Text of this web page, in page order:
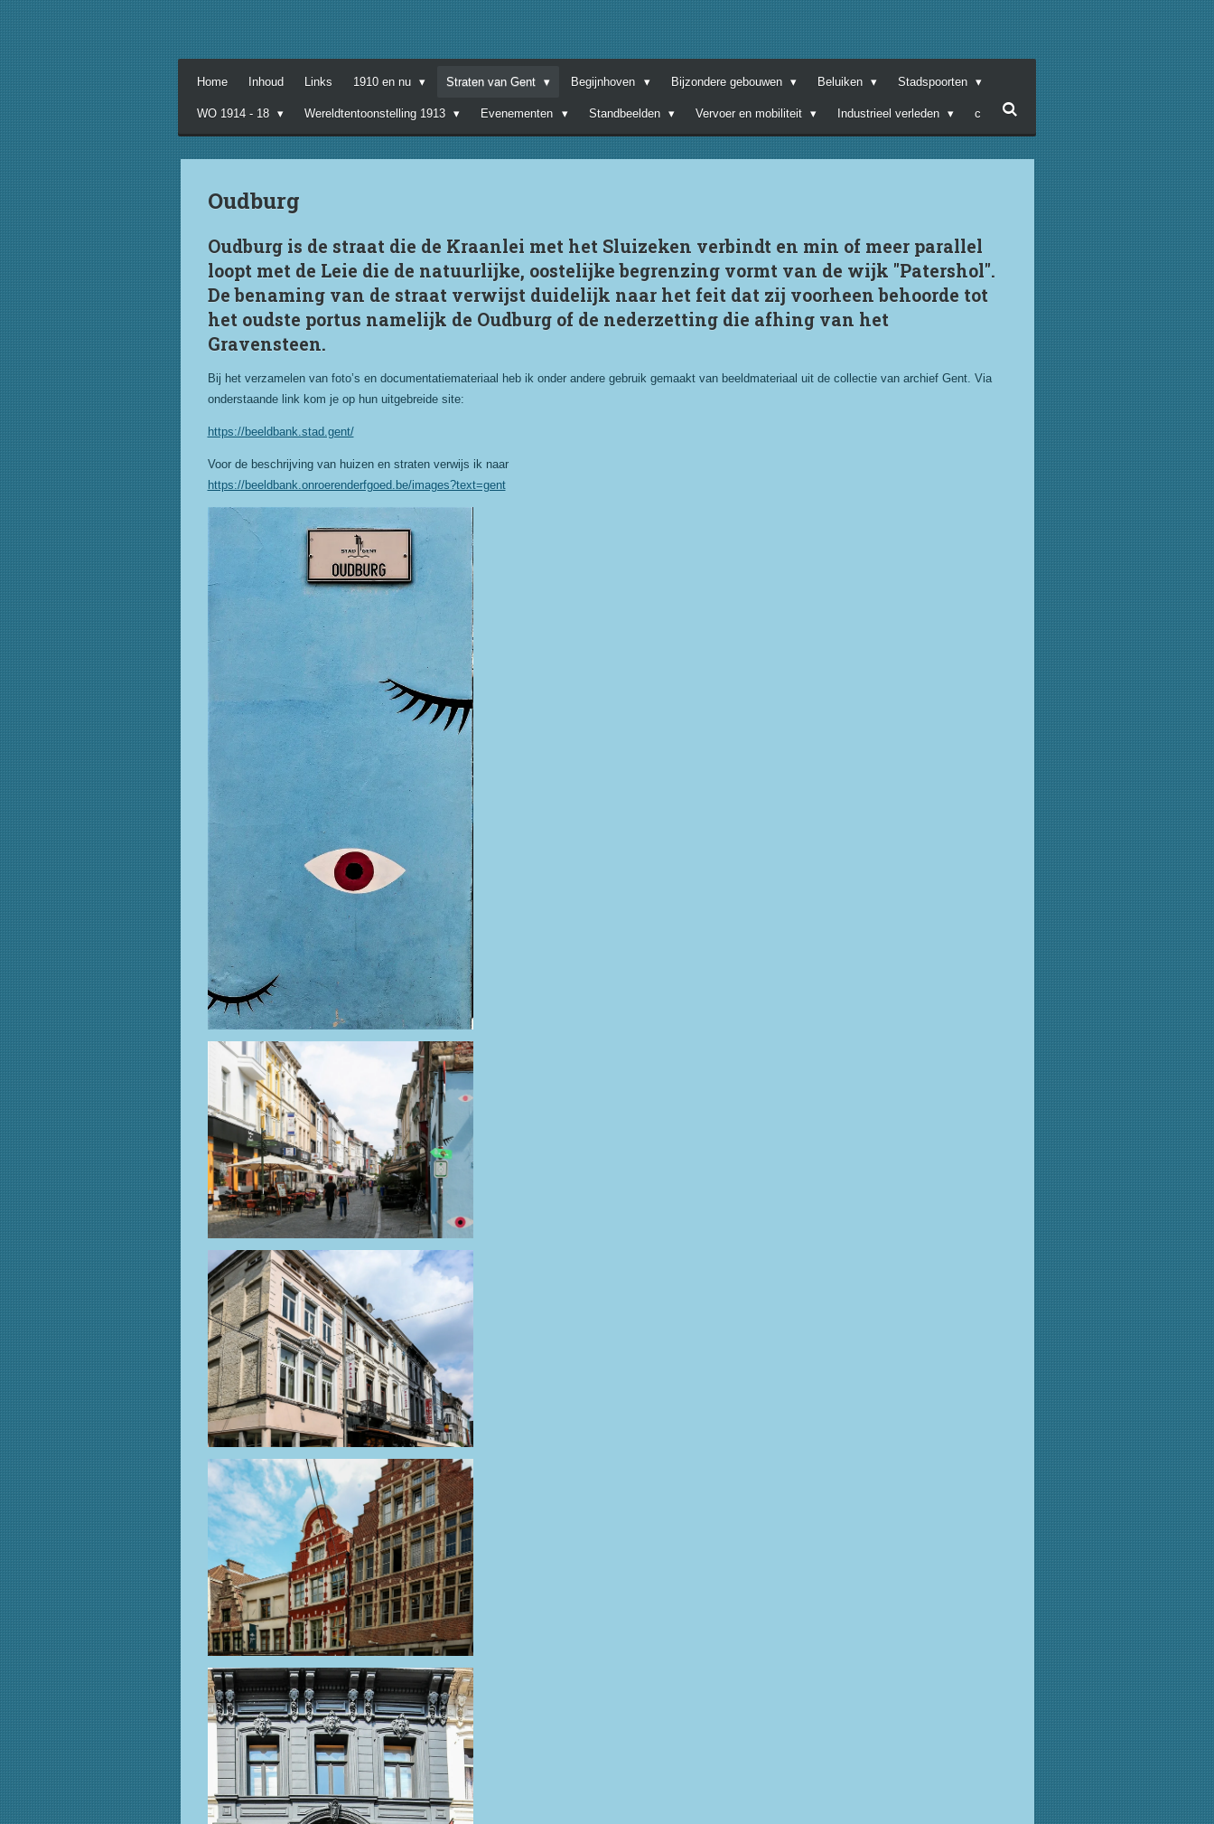
Home Inhoud Links 1910 en nu Straten van Gent Begijnhoven Bijzondere gebouwen Beluiken Stadspoorten
WO 1914 - 18 Wereldtentoonstelling 1913 Evenementen Standbeelden Vervoer en mobiliteit Industrieel verleden c
Oudburg
Oudburg is de straat die de Kraanlei met het Sluizeken verbindt en min of meer parallel
loopt met de Leie die de natuurlijke, oostelijke begrenzing vormt van de wijk "Patershol".
De benaming van de straat verwijst duidelijk naar het feit dat zij voorheen behoorde tot
het oudste portus namelijk de Oudburg of de nederzetting die afhing van het
Gravensteen.
Bij het verzamelen van foto’s en documentatiemateriaal heb ik onder andere gebruik gemaakt van beeldmateriaal uit de collectie van archief Gent. Via
onderstaande link kom je op hun uitgebreide site:
https://beeldbank.stad.gent/
Voor de beschrijving van huizen en straten verwijs ik naar
https://beeldbank.onroerenderfgoed.be/images?text=gent